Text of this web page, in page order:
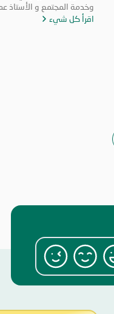
المجتمعية والأعمال بالجامعة.
اقرأ كل شيء